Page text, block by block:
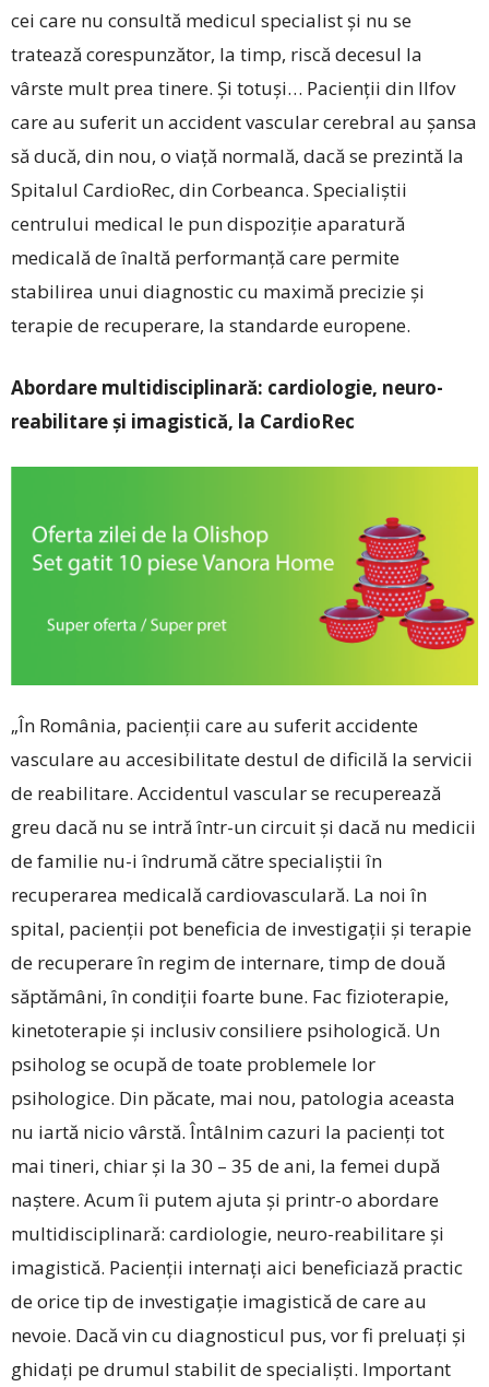
cei care nu consultă medicul specialist și nu se
tratează corespunzător, la timp, riscă decesul la
vârste mult prea tinere. Și totuși… Pacienții din Ilfov
care au suferit un accident vascular cerebral au șansa
să ducă, din nou, o viață normală, dacă se prezintă la
Spitalul CardioRec, din Corbeanca. Specialiștii
centrului medical le pun dispoziție aparatură
medicală de înaltă performanță care permite
stabilirea unui diagnostic cu maximă precizie și
terapie de recuperare, la standarde europene.
Abordare multidisciplinară: cardiologie, neuro-
reabilitare și imagistică, la CardioRec
„În România, paci­enții care au suferit accidente
vasculare au accesibilitate destul de dificilă la servicii
de reabilitare. Accidentul vascular se recuperează
greu dacă nu se intră într-un circuit și dacă nu medicii
de familie nu-i îndrumă către specialiștii în
recuperarea medicală cardiovasculară. La noi în
spital, pacienții pot beneficia de investigații și terapie
de recuperare în regim de internare, timp de două
săptămâni, în condiții foarte bune. Fac fizioterapie,
kinetoterapie și inclusiv consiliere psihologică. Un
psiholog se ocupă de toate problemele lor
psihologice. Din păcate, mai nou, patologia aceasta
nu iartă nicio vârstă. Întâlnim cazuri la pacienți tot
mai tineri, chiar și la 30 – 35 de ani, la femei după
naștere. Acum îi putem ajuta și printr-o abordare
multidisciplinară: cardiologie, neuro-reabilitare și
imagistică. Pacienții internați aici beneficiază practic
de orice tip de investigație imagistică de care au
nevoie. Dacă vin cu diagnosticul pus, vor fi preluați și
ghidați pe drumul stabilit de specialiști. Important